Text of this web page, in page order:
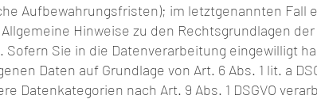
Aufbewahrungsfristen); im letztgenannten Fall
Hinweise zu den Rechtsgrundlagen
Sofern Sie in die Datenverarbeitung eingewilligt
Daten auf Grundlage von Art. 6 Abs. 1 lit. a
Datenkategorien nach Art. 9 Abs. 1 DSGVO